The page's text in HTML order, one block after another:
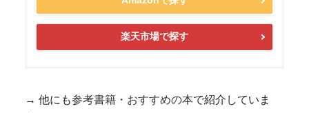
楽天市場で探す
→ 他にも参考書籍・おすすめの本で紹介していま